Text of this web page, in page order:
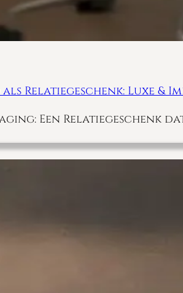
Relatiegeschenk: Luxe &
Een Relatiegeschenk